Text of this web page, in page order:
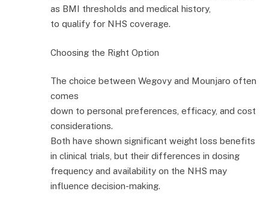
as BMI thresholds and medical history,
to qualify for NHS coverage.
Choosing the Right Option
The choice between Wegovy and Mounjaro often
comes
down to personal preferences, efficacy, and cost
considerations.
Both have shown significant weight loss benefits
in clinical trials, but their differences in dosing
frequency and availability on the NHS may
influence decision-making.